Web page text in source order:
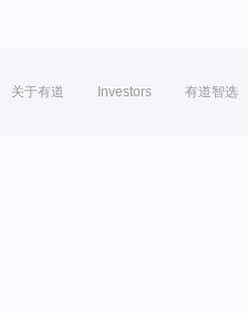
关于有道 Investors 有道智选